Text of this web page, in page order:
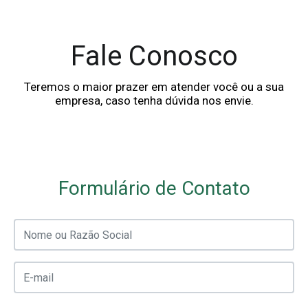
Fale Conosco
Teremos o maior prazer em atender você ou a sua
empresa, caso tenha dúvida nos envie.
Formulário de Contato